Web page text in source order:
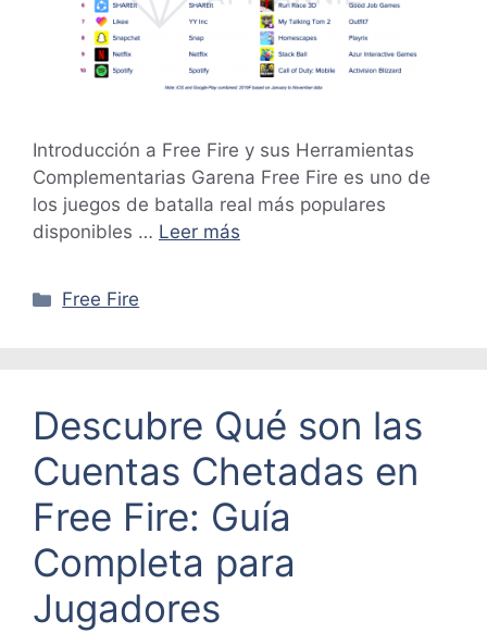
Introducción a Free Fire y sus Herramientas
Complementarias Garena Free Fire es uno de
los juegos de batalla real más populares
disponibles … Leer más
Categorías
Free Fire
Descubre Qué son las
Cuentas Chetadas en
Free Fire: Guía
Completa para
Jugadores